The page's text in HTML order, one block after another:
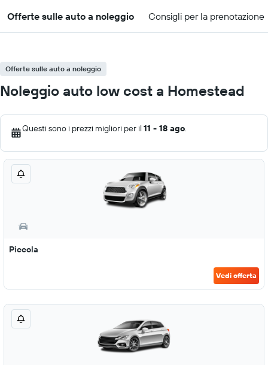
Offerte sulle auto a noleggio Consigli per la prenotazione
Offerte sulle auto a noleggio
Noleggio auto low cost a Homestead
Questi sono i prezzi migliori per il 11 - 18 ago.
Piccola
Vedi offerta